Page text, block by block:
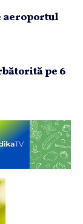
aeroportul
pe 6